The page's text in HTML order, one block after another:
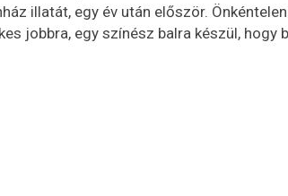
illatát, egy év után először.
jobbra, egy színész balra készül,